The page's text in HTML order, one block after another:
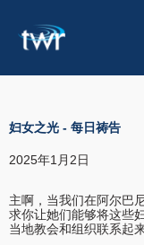
妇女之光 - 每日祷告
2025年1月2日
主啊，当我们在阿尔巴
求你让她们能够将这些
当地教会和组织联系起